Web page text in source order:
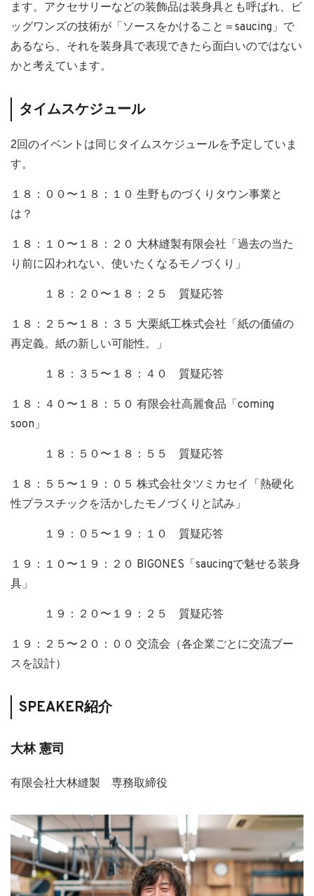
ます。アクセサリーなどの装飾品は装身具とも呼ばれ、ビ
ッグワンズの技術が「ソースをかけること＝saucing」で
あるなら、それを装身具で表現できたら面白いのではない
かと考えています。
タイムスケジュール
2回のイベントは同じタイムスケジュールを予定していま
す。
１８：００〜１８：１０ 生野ものづくりタウン事業と
は？
１８：１０〜１８：２０ 大林縫製有限会社「過去の当た
り前に囚われない、使いたくなるモノづくり」
１８：２０〜１８：２５ 質疑応答
１８：２５〜１８：３５ 大栗紙工株式会社「紙の価値の
再定義。紙の新しい可能性。」
１８：３５〜１８：４０ 質疑応答
１８：４０〜１８：５０ 有限会社高麗食品「coming
soon」
１８：５０〜１８：５５ 質疑応答
１８：５５〜１９：０５ 株式会社タツミカセイ「熱硬化
性プラスチックを活かしたモノづくりと試み」
１９：０５〜１９：１０ 質疑応答
１９：１０〜１９：２０ BIGONES「saucingで魅せる装身
具」
１９：２０〜１９：２５ 質疑応答
１９：２５〜２０：００ 交流会（各企業ごとに交流ブー
スを設計）
SPEAKER紹介
大林 憲司
有限会社大林縫製 専務取締役